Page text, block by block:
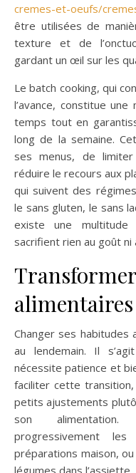
cremes-et-oeufs/
être utilisées de
texture et de
gardant un œil sur les
Le batch cooking, qui
l’avance, constitue
temps tout en
long de la semaine.
ses menus, de
réduire le recours aux
qui suivent des
le sans gluten, le sans
existe une
sacrifient rien au goût ni
Changer ses
au lendemain. Il
nécessite patience et
faciliter cette
petits ajustements
son
progressivement
préparations maison,
légumes dans